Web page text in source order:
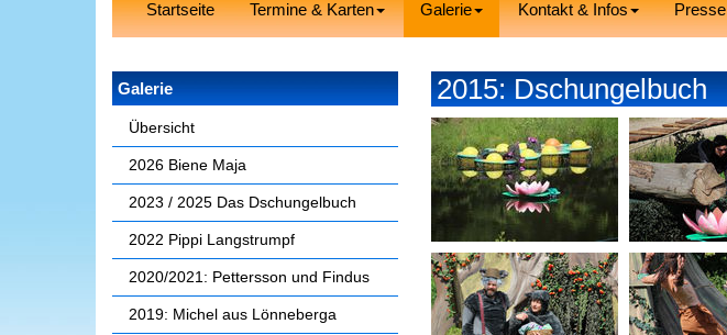
Startseite Termine & Karten Galerie Kontakt & Infos Presse
Galerie
Übersicht
2026 Biene Maja
2023 / 2025 Das Dschungelbuch
2022 Pippi Langstrumpf
2020/2021: Pettersson und Findus
2019: Michel aus Lönneberga
2015: Dschungelbuch